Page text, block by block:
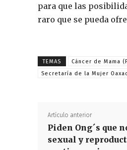
para que las
raro que se pueda
TEMAS
Cáncer de Mama
Secretaría de la Mujer
Artículo anterior
Piden Ong´s que
sexual y